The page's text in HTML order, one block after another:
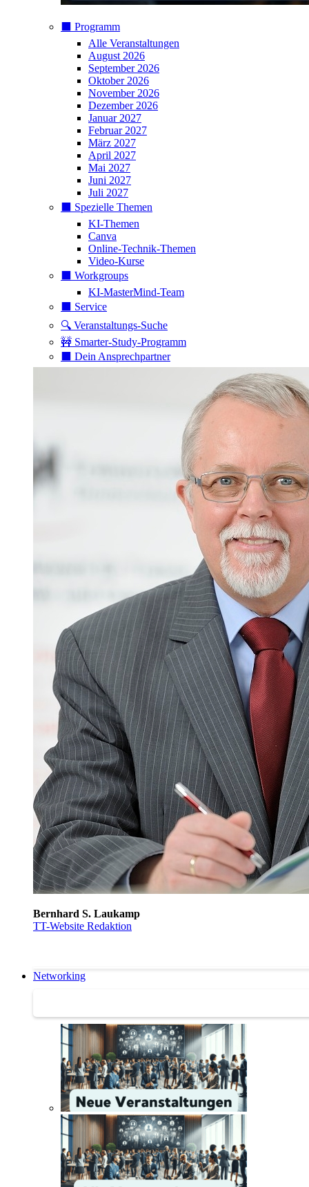
⬛️ Programm
Alle Veranstaltungen
August 2026
September 2026
Oktober 2026
November 2026
Dezember 2026
Januar 2027
Februar 2027
März 2027
April 2027
Mai 2027
Juni 2027
Juli 2027
⬛️ Spezielle Themen
KI-Themen
Canva
Online-Technik-Themen
Video-Kurse
⬛️ Workgroups
KI-MasterMind-Team
⬛️ Service
🔍 Veranstaltungs-Suche
🚧 Smarter-Study-Programm
⬛️ Dein Ansprechpartner
Bernhard S. Laukamp
TT-Website Redaktion
Networking